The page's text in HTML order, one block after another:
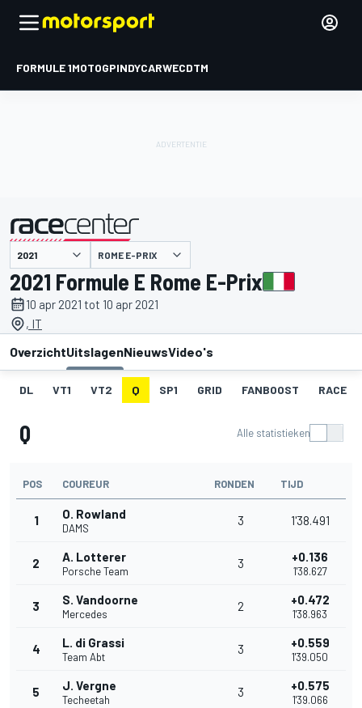
FORMULE 1MOTOGPINDYCARWECDTM
gepresenteerd door ROME E-PRIX
2021 Formule E Rome E-Prix
10 apr 2021 tot 10 apr 2021
, IT
OverzichtUitslagenNieuwsVideo's
DL VT1 VT2 Q SP1 GRID FANBOOST RACE
Q Alle statistieken
POS COUREUR RONDEN TIJD
1 O. Rowland
DAMS
3 1'38.491
2 A. Lotterer
Porsche Team
3 +0.136
1'38.627
3 S. Vandoorne
Mercedes
2 +0.472
1'38.963
4 L. di Grassi
Team Abt
3 +0.559
1'39.050
5 J. Vergne
Techeetah
3 +0.575
1'39.066